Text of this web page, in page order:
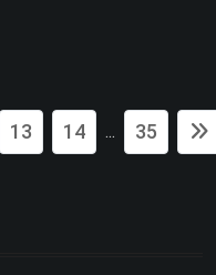
13 14 ... 35